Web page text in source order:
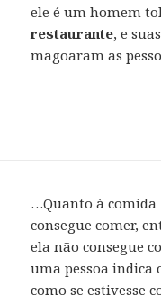
ele é um homem
restaurante, e
magoaram as
…Quanto à comida
consegue comer,
ela não consegue
uma pessoa indica
como se estivesse